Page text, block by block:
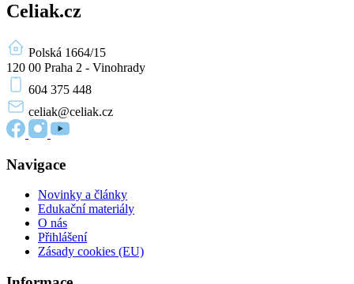
Celiak.cz
Polská 1664/15
120 00 Praha 2 - Vinohrady
604 375 448
celiak@celiak.cz
Navigace
Novinky a články
Edukační materiály
O nás
Přihlášení
Zásady cookies (EU)